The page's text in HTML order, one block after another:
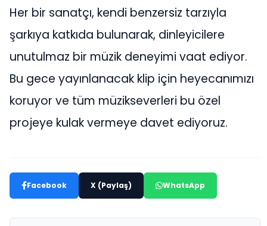
Her bir sanatçı, kendi benzersiz tarzıyla
şarkıya katkıda bulunarak, dinleyicilere
unutulmaz bir müzik deneyimi vaat ediyor.
Bu gece yayınlanacak klip için heyecanımızı
koruyor ve tüm müzikseverleri bu özel
projeye kulak vermeye davet ediyoruz.
Facebook X (Paylaş) WhatsApp